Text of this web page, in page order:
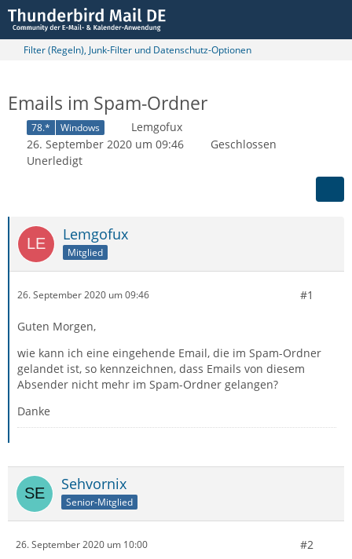
Filter (Regeln), Junk-Filter und Datenschutz-Optionen
Emails im Spam-Ordner
78.* Windows
Lemgofux
26. September 2020 um 09:46
Geschlossen
Unerledigt
Lemgofux
Mitglied
26. September 2020 um 09:46 #1
Guten Morgen,
wie kann ich eine eingehende Email, die im Spam-Ordner
gelandet ist, so kennzeichnen, dass Emails von diesem
Absender nicht mehr im Spam-Ordner gelangen?
Danke
Sehvornix
Senior-Mitglied
26. September 2020 um 10:00 #2